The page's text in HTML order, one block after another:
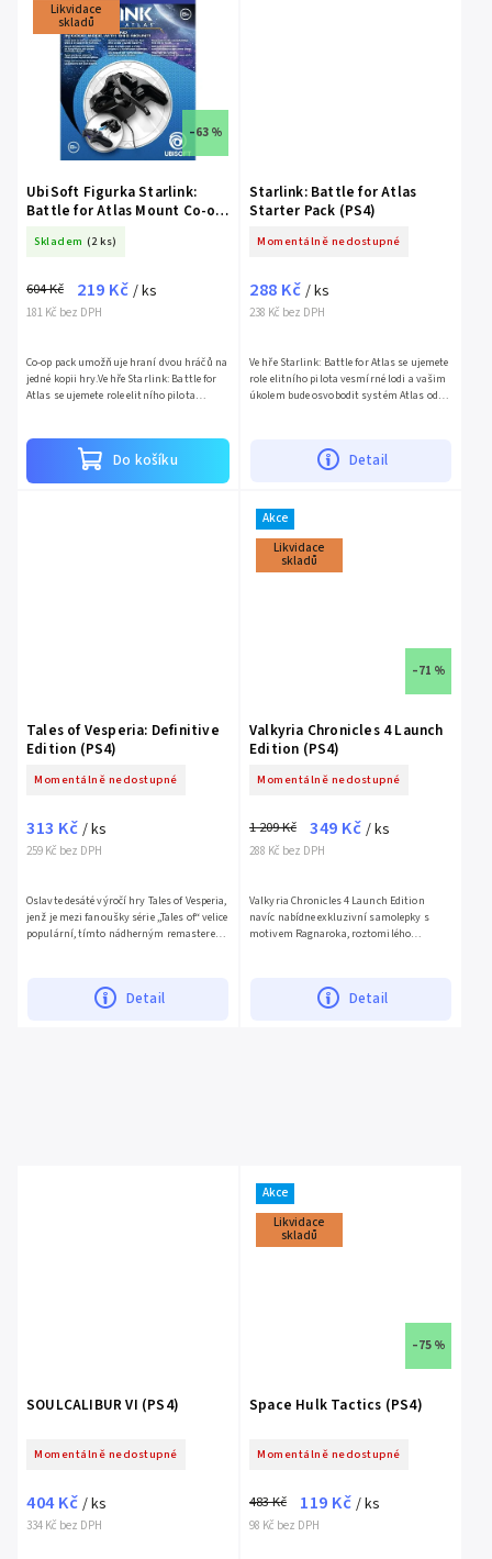
Likvidace
skladů
–63 %
UbiSoft Figurka Starlink:
Battle for Atlas Mount Co-op
Skladem (2 ks)
181 Kč bez DPH
604 Kč 219 Kč / ks
Do košíku
Co-op pack umožňuje hraní dvou hráčů na
jedné kopii hry.Ve hře Starlink: Battle for
Atlas se ujemete role elitního pilota
Starlink: Battle for Atlas
Starter Pack (PS4)
Momentálně nedostupné
238 Kč bez DPH
288 Kč / ks
Detail
Ve hře Starlink: Battle for Atlas se ujemete
role elitního pilota vesmírné lodi a vašim
úkolem bude osvobodit systém Atlas od
Tales of Vesperia: Definitive
Edition (PS4)
Momentálně nedostupné
259 Kč bez DPH
313 Kč / ks
Detail
Oslavte desáté výročí hry Tales of Vesperia,
jenž je mezi fanoušky série „Tales of“ velice
populární, tímto nádherným remasterem,
Akce
Likvidace
skladů
–71 %
Valkyria Chronicles 4 Launch
Edition (PS4)
Momentálně nedostupné
288 Kč bez DPH
1 209 Kč 349 Kč / ks
Detail
Valkyria Chronicles 4 Launch Edition
navíc nabídne exkluzivní samolepky s
motivem Ragnaroka, roztomilého
SOULCALIBUR VI (PS4)
Momentálně nedostupné
334 Kč bez DPH
404 Kč / ks
Akce
Likvidace
skladů
–75 %
Space Hulk Tactics (PS4)
Momentálně nedostupné
98 Kč bez DPH
483 Kč 119 Kč / ks